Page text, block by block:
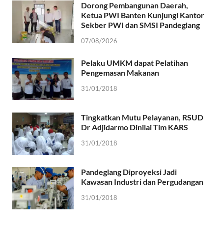
Dorong Pembangunan Daerah,
Ketua PWI Banten Kunjungi Kantor
Sekber PWI dan SMSI Pandeglang
07/08/2026
Pelaku UMKM dapat Pelatihan
Pengemasan Makanan
31/01/2018
Tingkatkan Mutu Pelayanan, RSUD
Dr Adjidarmo Dinilai Tim KARS
31/01/2018
Pandeglang Diproyeksi Jadi
Kawasan Industri dan Pergudangan
31/01/2018